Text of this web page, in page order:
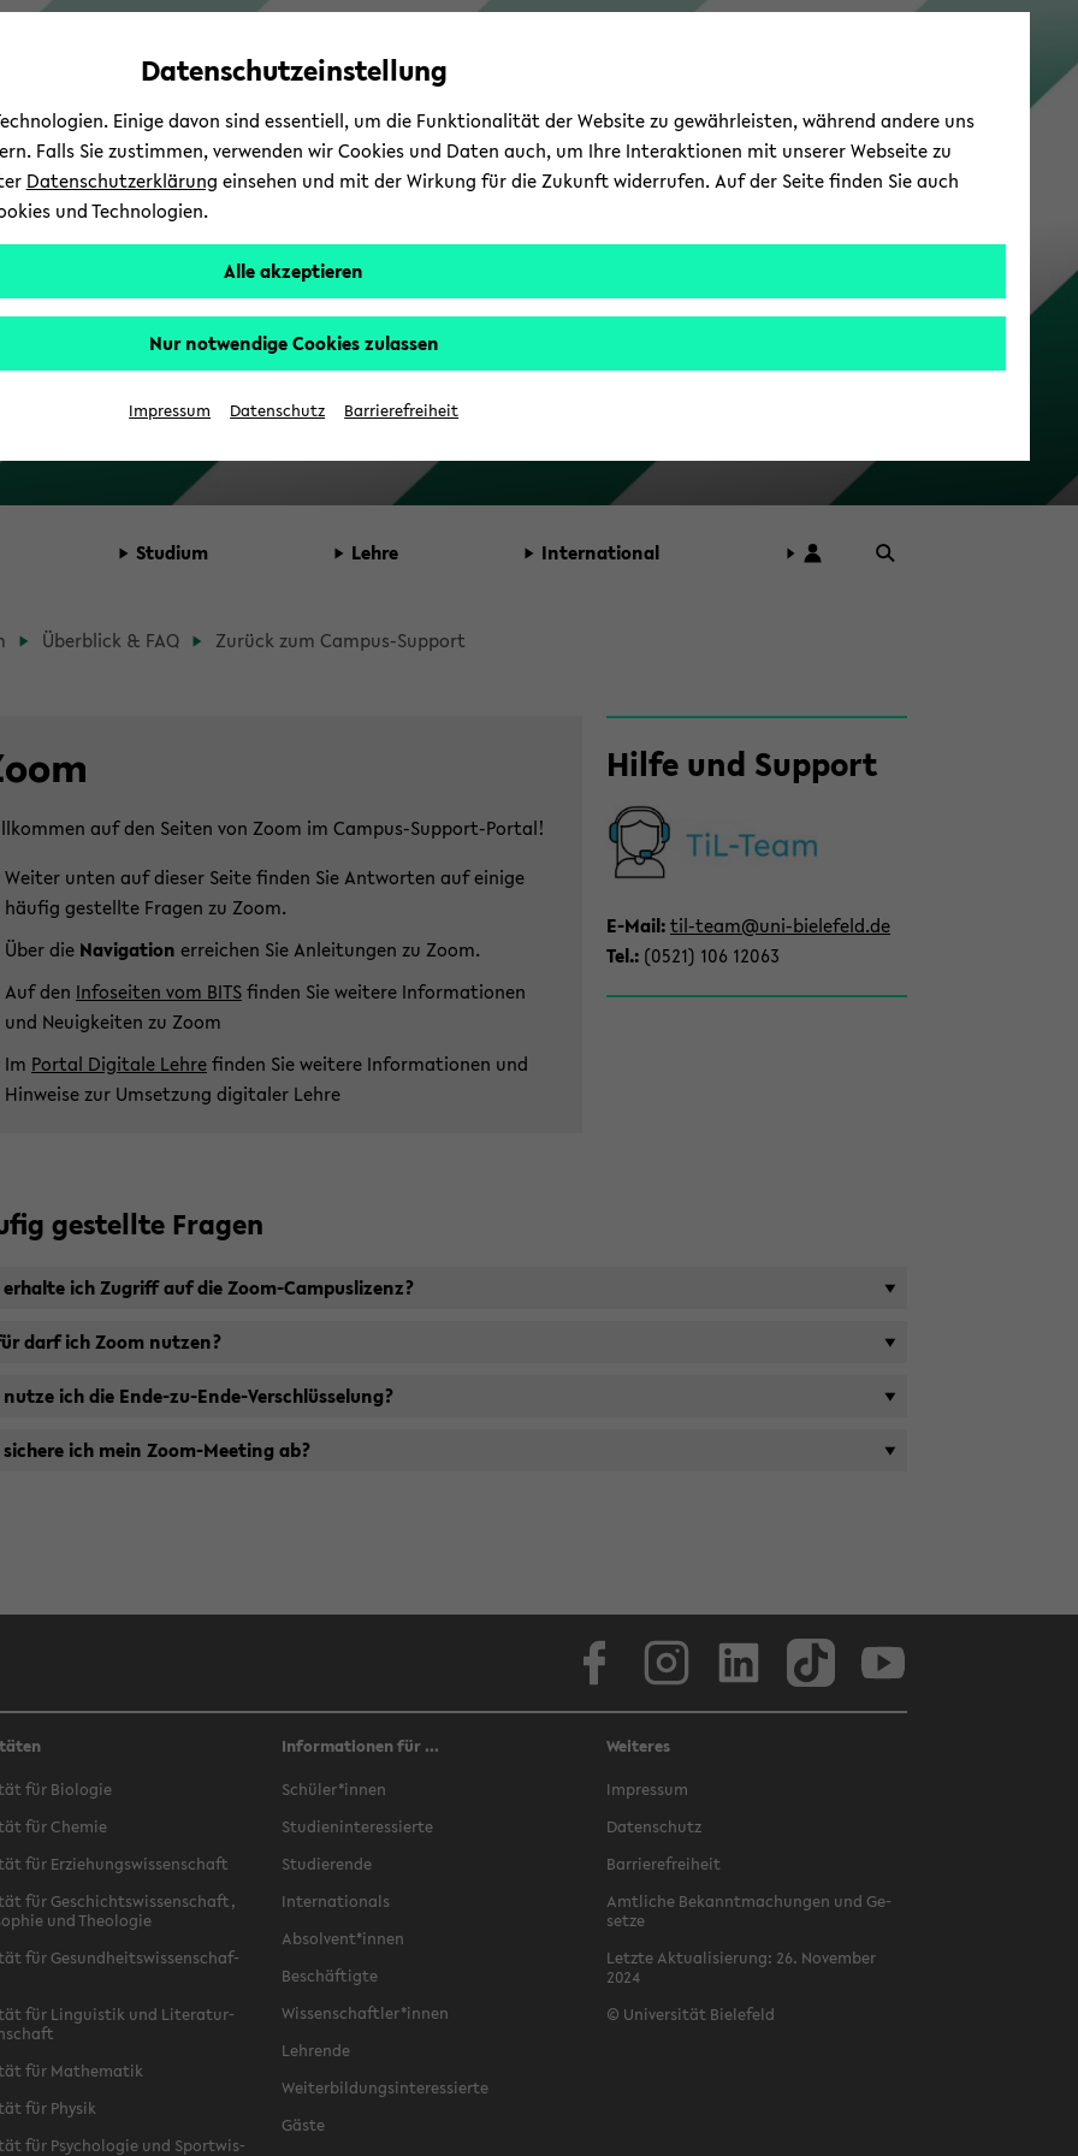
Automatische
vermeiden
zum
wechseln
zum
wechseln
zum
wechseln
Stu­di­um Lehre In­ter­na­tio­nal
Über­blick & FAQ Zu­rück zum Campus-​Support
Haupt­
halt
der
Sek­
on
wech­
seln
Hilfe und Sup­port
E-​Mail:til-​team@uni-​bielefeld.de
Tel.: (0521) 106 12063
auf den Sei­ten von Zoom im Campus-​Support-Portal!
Wei­ter unten auf die­ser Seite fin­den Sie Ant­wor­ten auf ei­ni­ge
häu­fig ge­stell­te Fra­gen zu Zoom.
Über die Na­vi­ga­ti­on er­rei­chen Sie An­lei­tun­gen zu Zoom.
Auf den In­fo­sei­ten vom BITSfin­den Sie wei­te­re In­for­ma­tio­nen
und Neu­ig­kei­ten zu Zoom
Im Por­tal Di­gi­ta­le Lehrefin­den Sie wei­te­re In­for­ma­tio­nen und
Hin­wei­se zur Um­set­zung di­gi­ta­ler Lehre
ge­stell­te Fra­gen
er­hal­te ich Zu­griff auf die Zoom-​Campuslizenz?
darf ich Zoom nut­zen?
nutze ich die Ende-​zu-Ende-Verschlüsselung?
si­che­re ich mein Zoom-​Meeting ab?
Face­book
für Bio­lo­gie
für Che­mie
für Er­zie­hungs­wis­sen­schaft
für Ge­schichts­wis­sen­schaft,
und Theo­lo­gie
für Ge­sund­heits­wis­sen­schaf­
für Lin­gu­is­tik und Li­te­ra­tur­
für Ma­the­ma­tik
für Phy­sik
für Psy­cho­lo­gie und Sport­wis­
Informationen für ...
Schü­ler*innen
Stu­di­en­in­ter­es­sier­te
Stu­die­ren­de
In­ter­na­tio­nals
Ab­sol­vent*innen
Be­schäf­tig­te
Wis­sen­schaft­ler*innen
Leh­ren­de
Wei­ter­bil­dungs­in­ter­es­sier­te
Gäste
Weiteres
Im­pres­sum
Da­ten­schutz
Bar­rie­re­frei­heit
Amt­li­che Be­kannt­ma­chun­gen und Ge­
set­ze
Letz­te Ak­tua­li­sie­rung: 26. No­vem­ber
2024
© Uni­ver­si­tät Bie­le­feld
Datenschutzeinstellung
Einige davon sind essentiell, um die Funktionalität der Website zu gewährleisten, während andere uns
Falls Sie zustimmen, verwenden wir Cookies und Daten auch, um Ihre Interaktionen mit unserer Webseite zu
Datenschutzerklärung einsehen und mit der Wirkung für die Zukunft widerrufen. Auf der Seite finden Sie auch
und Technologien.
Alle akzeptieren
Nur notwendige Cookies zulassen
Impressum Datenschutz Barrierefreiheit